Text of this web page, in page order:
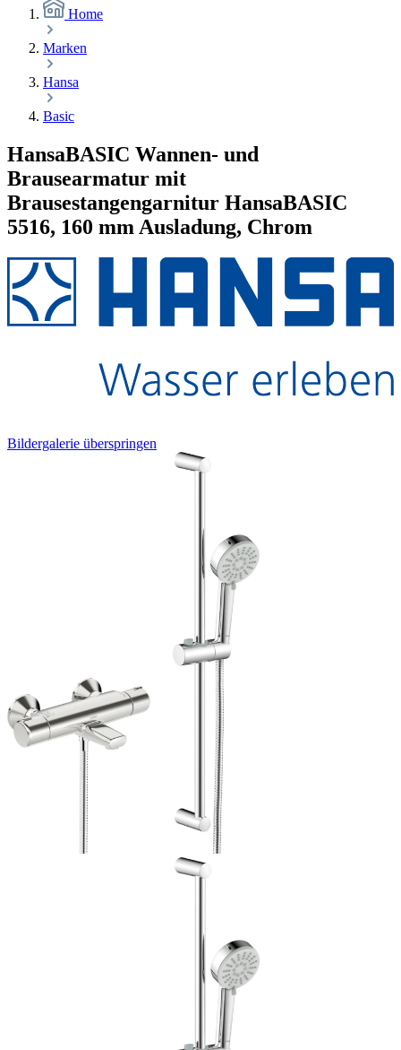
Home
Marken
Hansa
Basic
HansaBASIC Wannen- und
Brausearmatur mit
Brausestangengarnitur HansaBASIC
5516, 160 mm Ausladung, Chrom
Bildergalerie überspringen